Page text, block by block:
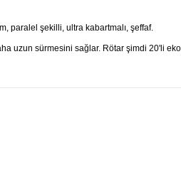
paralel şekilli, ultra kabartmalı, şeffaf.
uzun sürmesini sağlar. Rötar şimdi 20'li